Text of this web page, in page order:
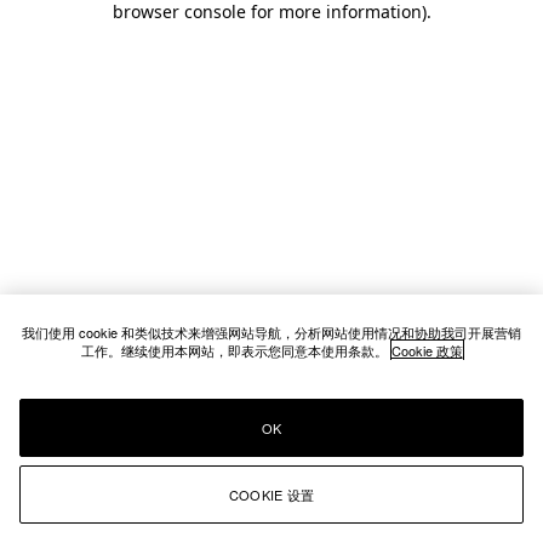
browser console for more information).
我们使用 cookie 和类似技术来增强网站导航，分析网站使用情况和协助我司开展营销
工作。继续使用本网站，即表示您同意本使用条款。 Cookie 政策
COOKIE 设置
OK